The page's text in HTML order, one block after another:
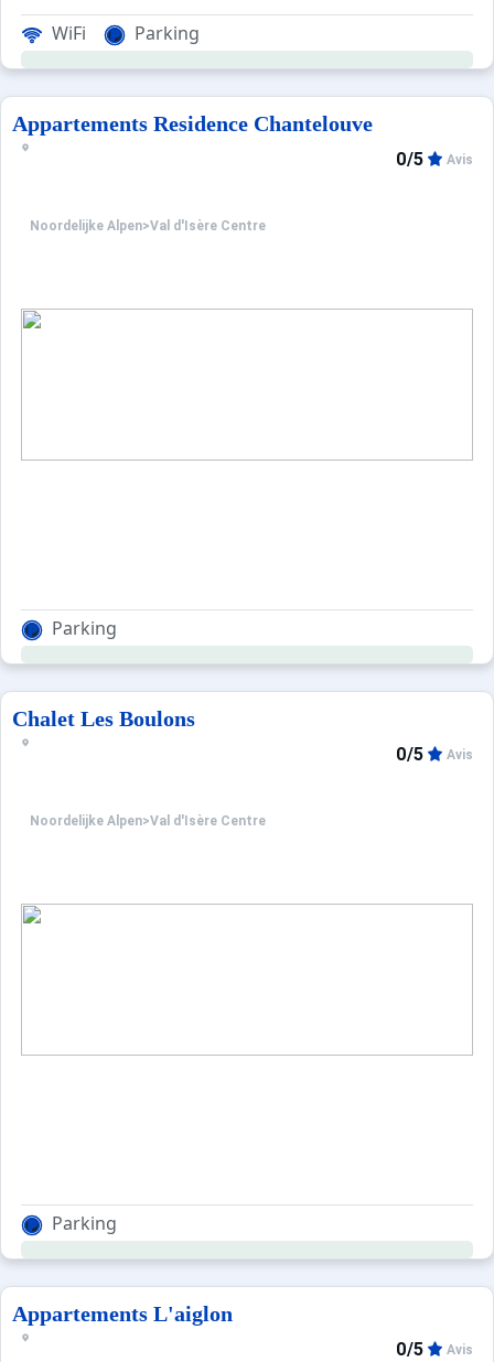
WiFi Parking
Appartements Residence Chantelouve
Noordelijke Alpen>Val d'Isère Centre
0/5 Avis
Parking
Chalet Les Boulons
Noordelijke Alpen>Val d'Isère Centre
0/5 Avis
Parking
Appartements L'aiglon
0/5 Avis